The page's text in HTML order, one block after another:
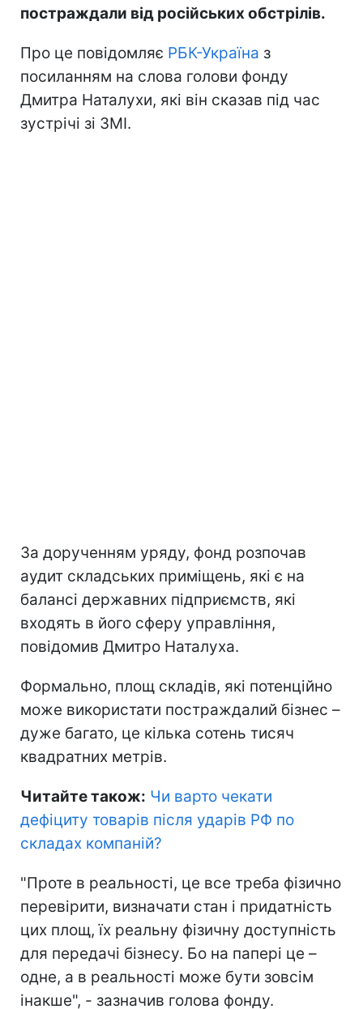
постраждали від російських обстрілів.
Про це повідомляє РБК-Україна з
посиланням на слова голови фонду
Дмитра Наталухи, які він сказав під час
зустрічі зі ЗМІ.
За дорученням уряду, фонд розпочав
аудит складських приміщень, які є на
балансі державних підприємств, які
входять в його сферу управління,
повідомив Дмитро Наталуха.
Формально, площ складів, які потенційно
може використати постраждалий бізнес –
дуже багато, це кілька сотень тисяч
квадратних метрів.
Читайте також: Чи варто чекати
дефіциту товарів після ударів РФ по
складах компаній?
"Проте в реальності, це все треба фізично
перевірити, визначати стан і придатність
цих площ, їх реальну фізичну доступність
для передачі бізнесу. Бо на папері це –
одне, а в реальності може бути зовсім
інакше", - зазначив голова фонду.